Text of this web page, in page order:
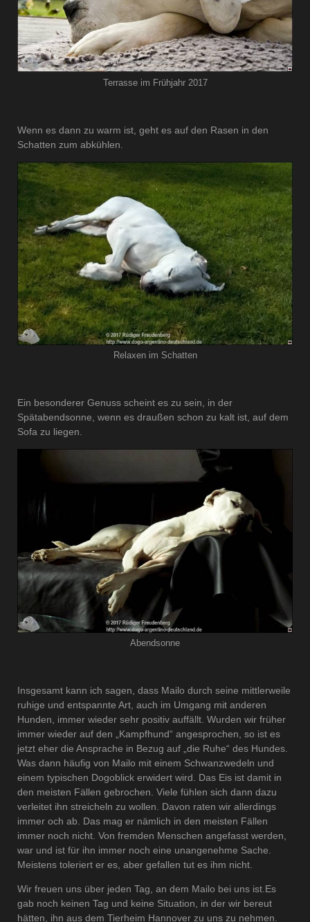
Terrasse im Frühjahr 2017
Wenn es dann zu warm ist, geht es auf den Rasen in den
Schatten zum abkühlen.
Relaxen im Schatten
Ein besonderer Genuss scheint es zu sein, in der
Spätabendsonne, wenn es draußen schon zu kalt ist, auf dem
Sofa zu liegen.
Abendsonne
Insgesamt kann ich sagen, dass Mailo durch seine mittlerweile
ruhige und entspannte Art, auch im Umgang mit anderen
Hunden, immer wieder sehr positiv auffällt. Wurden wir früher
immer wieder auf den „Kampfhund“ angesprochen, so ist es
jetzt eher die Ansprache in Bezug auf „die Ruhe“ des Hundes.
Was dann häufig von Mailo mit einem Schwanzwedeln und
einem typischen Dogoblick erwidert wird. Das Eis ist damit in
den meisten Fällen gebrochen. Viele fühlen sich dann dazu
verleitet ihn streicheln zu wollen. Davon raten wir allerdings
immer och ab. Das mag er nämlich in den meisten Fällen
immer noch nicht. Von fremden Menschen angefasst werden,
war und ist für ihn immer noch eine unangenehme Sache.
Meistens toleriert er es, aber gefallen tut es ihm nicht.
Wir freuen uns über jeden Tag, an dem Mailo bei uns ist.Es
gab noch keinen Tag und keine Situation, in der wir bereut
hätten, ihn aus dem Tierheim Hannover zu uns zu nehmen.